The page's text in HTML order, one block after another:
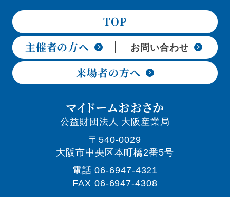
TOP
主催者の方へ
お問い合わせ
来場者の方へ
マイドームおおさか
公益財団法人 大阪産業局
〒540-0029
大阪市中央区本町橋2番5号
電話06-6947-4321
FAX 06-6947-4308